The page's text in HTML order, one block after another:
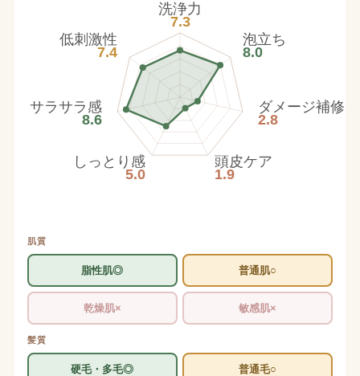
洗浄力
7.3
泡立ち
8.0
ダメージ補修
2.8
頭皮ケア
1.9
しっとり感
5.0
サラサラ感
8.6
低刺激性
7.4
肌質
脂性肌◎ 普通肌○
乾燥肌× 敏感肌×
髪質
硬毛・多毛◎ 普通毛○